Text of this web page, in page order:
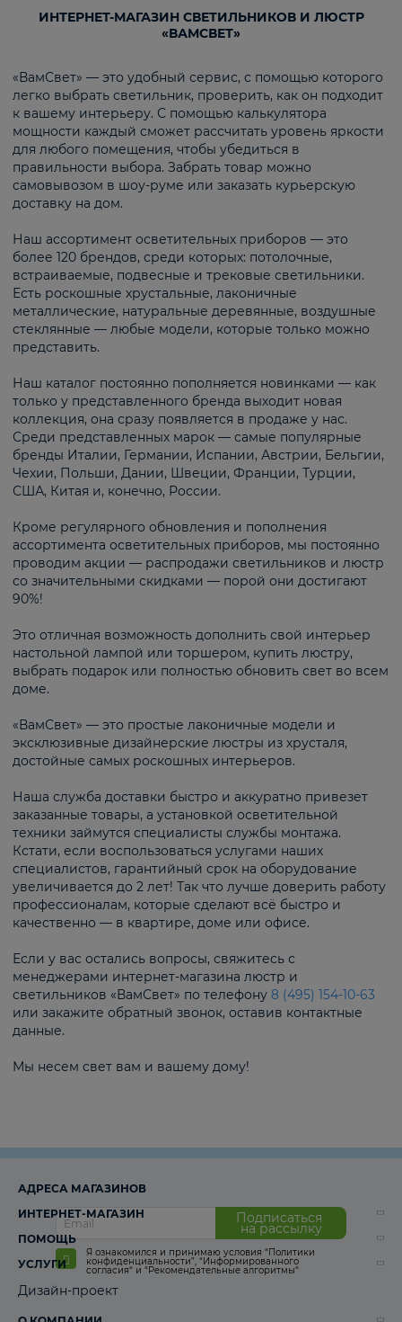
ИНТЕРНЕТ-МАГАЗИН СВЕТИЛЬНИКОВ И ЛЮСТР
«ВАМСВЕТ»
«ВамСвет» — это удобный сервис, с помощью которого
легко выбрать светильник, проверить, как он подходит
к вашему интерьеру. С помощью калькулятора
мощности каждый сможет рассчитать уровень яркости
для любого помещения, чтобы убедиться в
правильности выбора. Забрать товар можно
самовывозом в шоу-руме или заказать курьерскую
доставку на дом.
Наш ассортимент осветительных приборов — это
более 120 брендов, среди которых: потолочные,
встраиваемые, подвесные и трековые светильники.
Есть роскошные хрустальные, лаконичные
металлические, натуральные деревянные, воздушные
стеклянные — любые модели, которые только можно
представить.
Наш каталог постоянно пополняется новинками — как
только у представленного бренда выходит новая
коллекция, она сразу появляется в продаже у нас.
Среди представленных марок — самые популярные
бренды Италии, Германии, Испании, Австрии, Бельгии,
Чехии, Польши, Дании, Швеции, Франции, Турции,
США, Китая и, конечно, России.
Кроме регулярного обновления и пополнения
ассортимента осветительных приборов, мы постоянно
проводим акции — распродажи светильников и люстр
со значительными скидками — порой они достигают
90%!
Это отличная возможность дополнить свой интерьер
настольной лампой или торшером, купить люстру,
выбрать подарок или полностью обновить свет во всем
доме.
«ВамСвет» — это простые лаконичные модели и
эксклюзивные дизайнерские люстры из хрусталя,
достойные самых роскошных интерьеров.
Наша служба доставки быстро и аккуратно привезет
заказанные товары, а установкой осветительной
техники займутся специалисты службы монтажа.
Кстати, если воспользоваться услугами наших
специалистов, гарантийный срок на оборудование
увеличивается до 2 лет! Так что лучше доверить работу
профессионалам, которые сделают всё быстро и
качественно — в квартире, доме или офисе.
Если у вас остались вопросы, свяжитесь с
менеджерами интернет-магазина люстр и
светильников «ВамСвет» по телефону 8 (495) 154-10-63
или закажите обратный звонок, оставив контактные
данные.
Мы несем свет вам и вашему дому!
Подписаться
на рассылку
Я ознакомился и принимаю условия “Политики
конфиденциальности”, “Информированного
согласия“ и “Рекомендательные алгоритмы“
АДРЕСА МАГАЗИНОВ
ИНТЕРНЕТ-МАГАЗИН
ПОМОЩЬ
УСЛУГИ
Дизайн-проект